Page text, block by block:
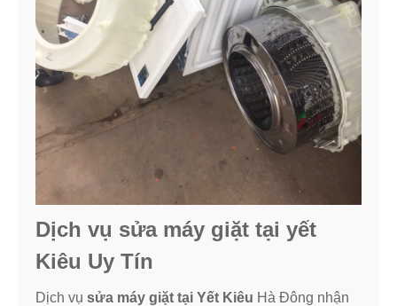
Dịch vụ sửa máy giặt tại yết
Kiêu Uy Tín
Dịch vụ sửa máy giặt tại Yết Kiêu Hà Đông nhận